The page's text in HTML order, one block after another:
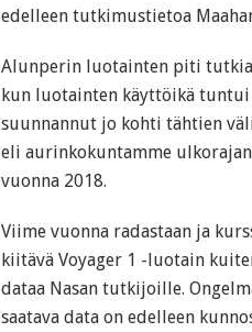
edelleen tutkimustietoa
Alunperin luotainten piti
kun luotainten käyttöikä
suunnannut jo kohti tähtien
eli aurinkokuntamme
vuonna 2018.
Viime vuonna radastaan ja
kiitävä Voyager 1 -luotain
dataa Nasan tutkijoille.
saatava data on edelleen